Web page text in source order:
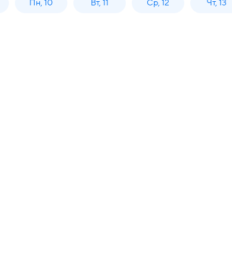
Пн, 10 Вт, 11 Ср, 12 Чт, 13